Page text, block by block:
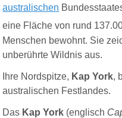
australischen
eine Fläche von rund
Menschen bewohnt. Sie
unberührte Wildnis aus.
Ihre Nordspitze, Kap York,
australischen Festlandes.
Das Kap York (englisch